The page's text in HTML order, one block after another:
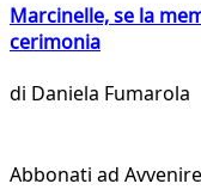
Marcinelle, se la
cerimonia
di Daniela Fumarola
Abbonati ad Avvenire